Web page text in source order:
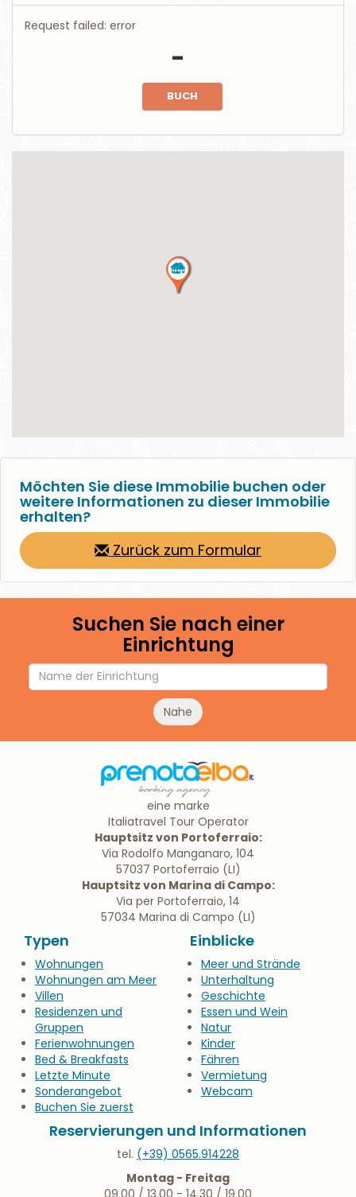
Request failed: error
-
BUCH
Möchten Sie diese Immobilie buchen oder
weitere Informationen zu dieser Immobilie
erhalten?
Zurück zum Formular
Suchen Sie nach einer
Einrichtung
Nahe
eine marke
Italiatravel Tour Operator
Hauptsitz von Portoferraio:
Via Rodolfo Manganaro, 104
57037 Portoferraio (LI)
Hauptsitz von Marina di Campo:
Via per Portoferraio, 14
57034 Marina di Campo (LI)
Typen
Wohnungen
Wohnungen am Meer
Villen
Residenzen und
Gruppen
Ferienwohnungen
Bed & Breakfasts
Letzte Minute
Sonderangebot
Buchen Sie zuerst
Einblicke
Meer und Strände
Unterhaltung
Geschichte
Essen und Wein
Natur
Kinder
Fähren
Vermietung
Webcam
Reservierungen und Informationen
tel. (+39) 0565.914228
Montag - Freitag